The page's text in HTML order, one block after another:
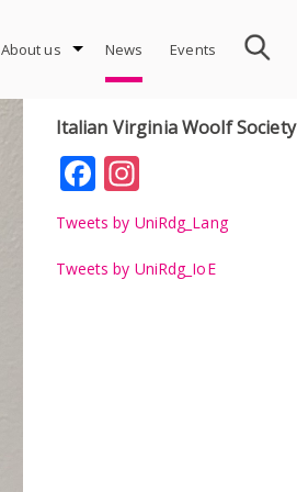
About us News Events
Italian Virginia Woolf Society
Facebook
Instagram
Tweets by UniRdg_Lang
Tweets by UniRdg_IoE